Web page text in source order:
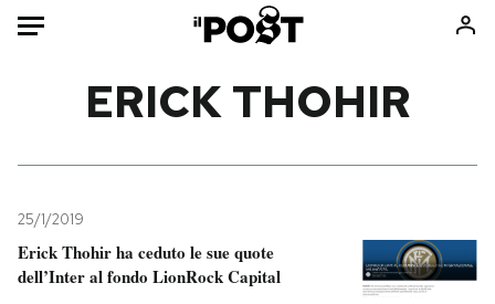
Mondo
Politica
Tecnologia
Storie/Idee
ERICK THOHIR
25/1/2019
Erick Thohir ha ceduto le sue quote
dell’Inter al fondo LionRock Capital